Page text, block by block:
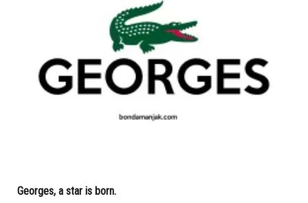
Georges, a star is born.